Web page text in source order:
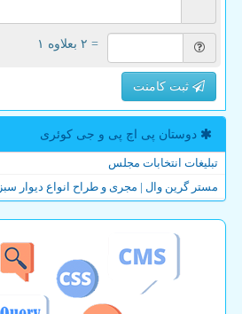
= ۲ بعلاوه ۱
ثبت کامنت
دوستان پی اچ پی و جی كوئری
تبلیغات انتخابات مجلس
مستر گرین وال | مجری و طراح انواع دیوار سبز